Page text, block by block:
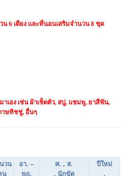
6 เตียง และที่นอนเสริมจำนวน 8 ชุด
าเอง เช่น ผ้าเช็ดตัว, สบู่, แชมพู, ยาสีฟัน,
าษทิชชู่, อื่นๆ
วน
น
อา. –
พฤ.
ศ. , ส.
, นักขัต
ปีใหม่
,